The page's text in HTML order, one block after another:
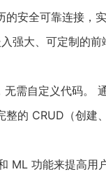
安全可靠连接，
强大、可定制的前
需自定义代码。
的 CRUD（创建
ML 功能来提高用